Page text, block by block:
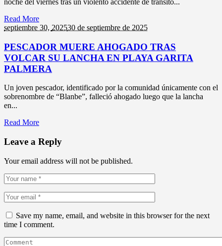
Read More
septiembre 30, 202530 de septiembre de 2025
PESCADOR MUERE AHOGADO TRAS
VOLCAR SU LANCHA EN PLAYA GARITA
PALMERA
Un joven pescador, identificado por la comunidad únicamente con el
sobrenombre de “Blanbe”, falleció ahogado luego que la lancha
en...
Read More
Leave a Reply
Your email address will not be published.
Save my name, email, and website in this browser for the next
time I comment.